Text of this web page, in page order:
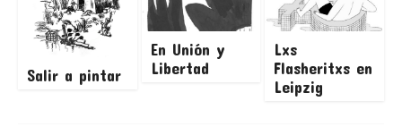
Salir a pintar
En Unión y
Libertad
Lxs
Flasheritxs en
Leipzig